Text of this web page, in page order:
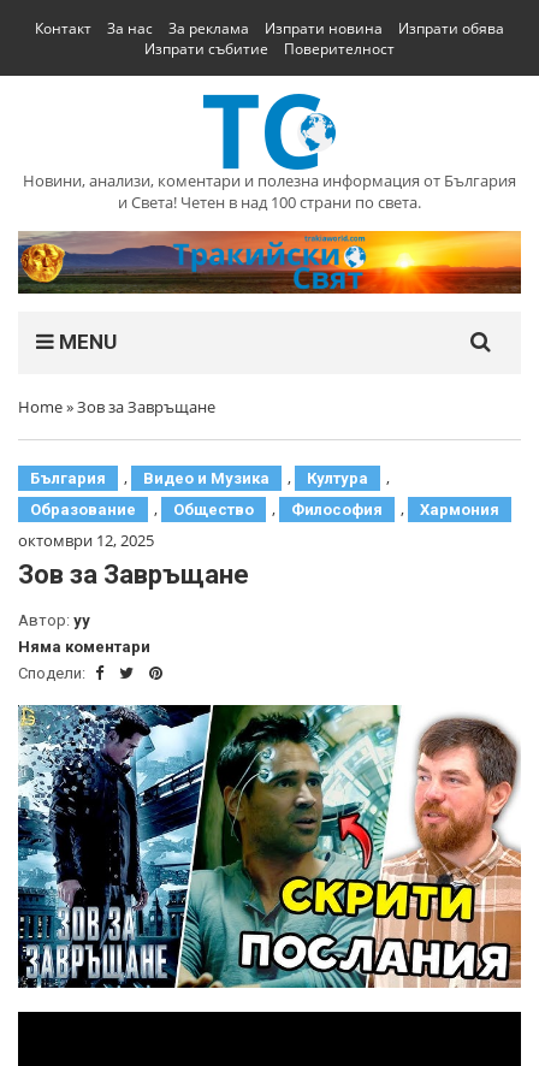
Контакт За нас За реклама Изпрати новина
Изпрати обява
Изпрати събитие
Поверителност
Новини, анализи, коментари и полезна информация от България
и Света! Четен в над 100 страни по света.
MENU
Home»Зов за Завръщане
България , Видео и Музика , Култура ,
Образование , Общество , Философия , Хармония
октомври 12, 2025
Зов за Завръщане
Автор: yy
Няма коментари
Сподели: